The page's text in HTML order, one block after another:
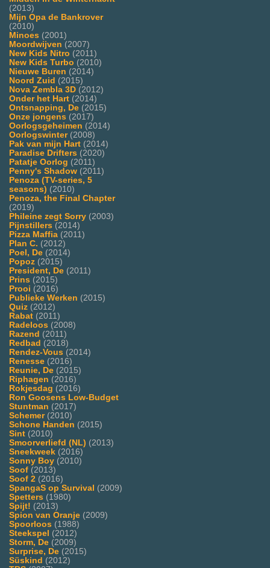
(2013)
Mijn Opa de Bankrover
(2010)
Minoes (2001)
Moordwijven (2007)
New Kids Nitro (2011)
New Kids Turbo (2010)
Nieuwe Buren (2014)
Noord Zuid (2015)
Nova Zembla 3D (2012)
Onder het Hart (2014)
Ontsnapping, De (2015)
Onze jongens (2017)
Oorlogsgeheimen (2014)
Oorlogswinter(2008)
Pak van mijn Hart (2014)
Paradise Drifters (2020)
Patatje Oorlog (2011)
Penny's Shadow (2011)
Penoza (TV-series, 5
seasons) (2010)
Penoza, the Final Chapter
(2019)
Phileine zegt Sorry (2003)
Pijnstillers (2014)
Pizza Maffia (2011)
Plan C. (2012)
Poel, De (2014)
Popoz (2015)
President, De (2011)
Prins (2015)
Prooi (2016)
Publieke Werken (2015)
Quiz (2012)
Rabat (2011)
Radeloos (2008)
Razend (2011)
Redbad (2018)
Rendez-Vous (2014)
Renesse (2016)
Reunie, De (2015)
Riphagen (2016)
Rokjesdag (2016)
Ron Goosens Low-Budget
Stuntman (2017)
Schemer(2010)
Schone Handen (2015)
Sint (2010)
Smoorverliefd (NL) (2013)
Sneekweek (2016)
Sonny Boy (2010)
Soof (2013)
Soof 2 (2016)
SpangaS op Survival (2009)
Spetters (1980)
Spijt! (2013)
Spion van Oranje (2009)
Spoorloos (1988)
Steekspel (2012)
Storm, De (2009)
Surprise, De (2015)
Süskind (2012)